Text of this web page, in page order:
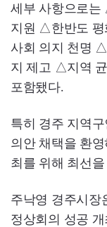
세부 사항으로는
지원 △한반도 평
사회 의지 천명
지 제고 △지역
포함됐다.
특히 경주 지역
의안 채택을 환
최를 위해 최선
주낙영 경주시장
정상회의 성공